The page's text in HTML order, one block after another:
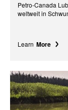
Petro-Canada
weltweit in
Learn More